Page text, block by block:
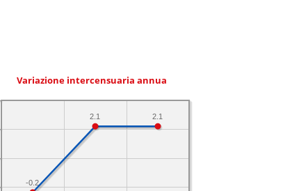
Variazione intercensuaria annua
2.1
2.1
-0.2